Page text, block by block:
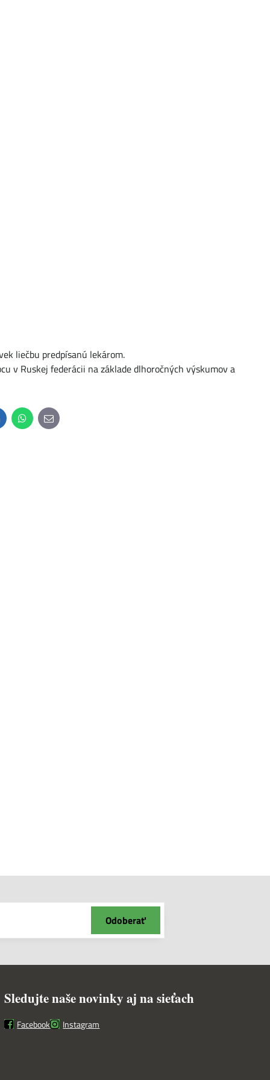
liečbu predpísanú lekárom.
v Ruskej federácii na základe dlhoročných výskumov a
WhatsApp
E-
mail
Odoberať
Sledujte naše novinky aj na sieťach
Facebook Instagram